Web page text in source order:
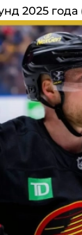
2025 года